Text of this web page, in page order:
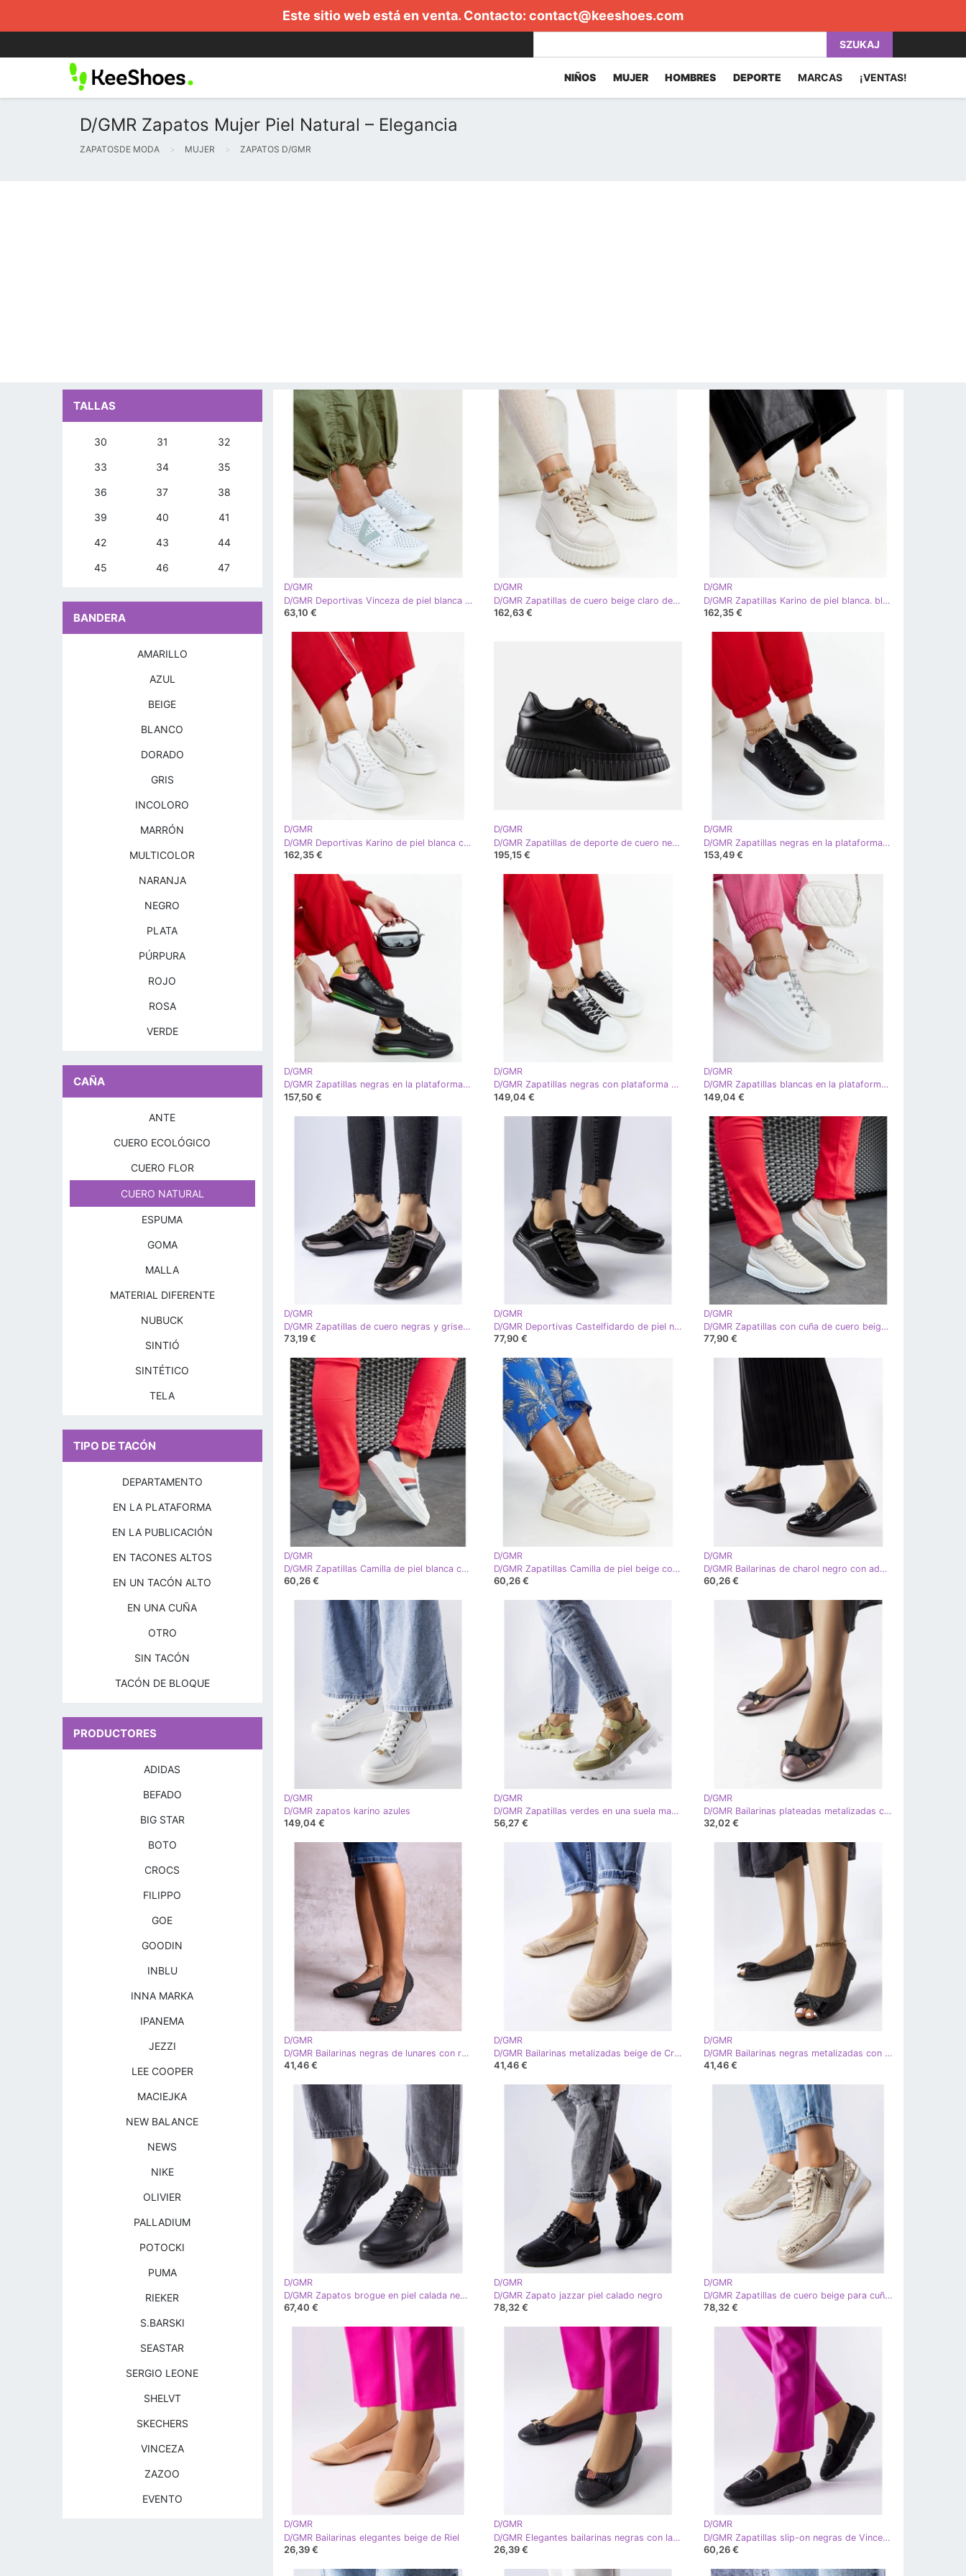
Este sitio web está en venta. Contacto: contact@keeshoes.com
SZUKAJ
NIÑOS MUJER HOMBRES DEPORTE MARCAS ¡VENTAS!
D/GMR Zapatos Mujer Piel Natural – Elegancia
ZAPATOSDE MODA MUJER ZAPATOS D/GMR
D/GMR
D/GMR Deportivas Vinceza de piel blanca calada blanco
63,10 €
D/GMR
D/GMR Zapatillas de cuero beige claro de Karino
162,63 €
D/GMR
D/GMR Zapatillas Karino de piel blanca. blanco
162,35 €
D/GMR
D/GMR Deportivas Karino de piel blanca con pedrería blanco
162,35 €
D/GMR
D/GMR Zapatillas de deporte de cuero negro en la plataforma Karino
195,15 €
D/GMR
D/GMR Zapatillas negras en la plataforma GOE JJ2N4052 negro
153,49 €
D/GMR
D/GMR Zapatillas negras en la plataforma GOE NN2N4030 negro
157,50 €
D/GMR
D/GMR Zapatillas negras con plataforma Goe NN2N4034 negro
149,04 €
D/GMR
D/GMR Zapatillas blancas en la plataforma GOE NN2N4033 blanco
149,04 €
D/GMR
D/GMR Zapatillas de cuero negras y grises de Castelfidardo negro
73,19 €
D/GMR
D/GMR Deportivas Castelfidardo de piel negra negro
77,90 €
D/GMR
D/GMR Zapatillas con cuña de cuero beige de Federico
77,90 €
D/GMR
D/GMR Zapatillas Camilla de piel blanca con cordones blanco
60,26 €
D/GMR
D/GMR Zapatillas Camilla de piel beige con cordones
60,26 €
D/GMR
D/GMR Bailarinas de charol negro con adorno Mellori
60,26 €
D/GMR
D/GMR zapatos karino azules
149,04 €
D/GMR
D/GMR Zapatillas verdes en una suela masiva de Djurs
56,27 €
D/GMR
D/GMR Bailarinas plateadas metalizadas con lazo Boro plata
32,02 €
D/GMR
D/GMR Bailarinas negras de lunares con recorte de Laforge negro
41,46 €
D/GMR
D/GMR Bailarinas metalizadas beige de Crummit
41,46 €
D/GMR
D/GMR Bailarinas negras metalizadas con lazo de Hawk negro
41,46 €
D/GMR
D/GMR Zapatos brogue en piel calada negros de Brodeur
67,40 €
D/GMR
D/GMR Zapato jazzar piel calado negro
78,32 €
D/GMR
D/GMR Zapatillas de cuero beige para cuña jazzar
78,32 €
D/GMR
D/GMR Bailarinas elegantes beige de Riel
26,39 €
D/GMR
D/GMR Elegantes bailarinas negras con lazo de Lastra negro
26,39 €
D/GMR
D/GMR Zapatillas slip-on negras de Vincez negro
60,26 €
TALLAS
30 31 32
33 34 35
36 37 38
39 40 41
42 43 44
45 46 47
BANDERA
AMARILLO
AZUL
BEIGE
BLANCO
DORADO
GRIS
INCOLORO
MARRÓN
MULTICOLOR
NARANJA
NEGRO
PLATA
PÚRPURA
ROJO
ROSA
VERDE
CAÑA
ANTE
CUERO ECOLÓGICO
CUERO FLOR
CUERO NATURAL
ESPUMA
GOMA
MALLA
MATERIAL DIFERENTE
NUBUCK
SINTIÓ
SINTÉTICO
TELA
TIPO DE TACÓN
DEPARTAMENTO
EN LA PLATAFORMA
EN LA PUBLICACIÓN
EN TACONES ALTOS
EN UN TACÓN ALTO
EN UNA CUÑA
OTRO
SIN TACÓN
TACÓN DE BLOQUE
PRODUCTORES
ADIDAS
BEFADO
BIG STAR
BOTO
CROCS
FILIPPO
GOE
GOODIN
INBLU
INNA MARKA
IPANEMA
JEZZI
LEE COOPER
MACIEJKA
NEW BALANCE
NEWS
NIKE
OLIVIER
PALLADIUM
POTOCKI
PUMA
RIEKER
S.BARSKI
SEASTAR
SERGIO LEONE
SHELVT
SKECHERS
VINCEZA
ZAZOO
EVENTO